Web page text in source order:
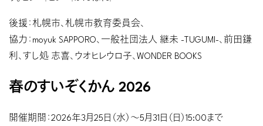
後援：札幌市、札幌市教育委員会、
協力：moyuk SAPPORO、一般社団法人 継未 -TUGUMI-、前田鎌
利、すし処 志喜、ウオヒレウロ子、WONDER BOOKS
春のすいぞくかん 2026
開催期間：2026年3月25日（水）〜5月31日（日）15:00まで